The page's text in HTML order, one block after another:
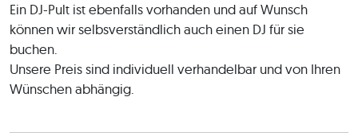
Ein DJ-Pult ist ebenfalls vorhanden und auf Wunsch
können wir selbsverständlich auch einen DJ für sie
buchen.
Unsere Preis sind individuell verhandelbar und von Ihren
Wünschen abhängig.